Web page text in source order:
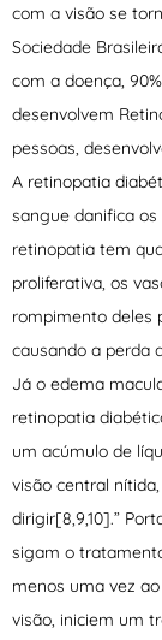
com a visão se
Sociedade
com a doença,
desenvolvem
pessoas,
A retinopatia
sangue danifica
retinopatia tem
proliferativa, os
rompimento deles
causando a perda
Já o edema
retinopatia
um acúmulo de
visão central
dirigir[8,9,10].”
sigam o
menos uma vez
visão, iniciem um